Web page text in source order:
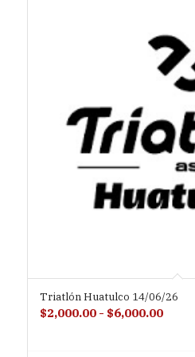
Triatlón Huatulco 14/06/26
$2,000.00 - $6,000.00Rango